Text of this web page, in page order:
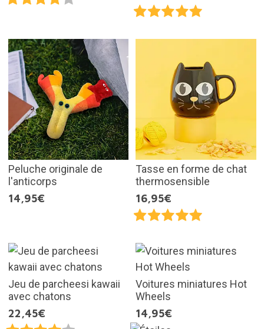
Peluche originale de
l'anticorps
14,95€
Tasse en forme de chat
thermosensible
16,95€
Jeu de parcheesi kawaii
avec chatons
22,45€
Voitures miniatures Hot
Wheels
14,95€